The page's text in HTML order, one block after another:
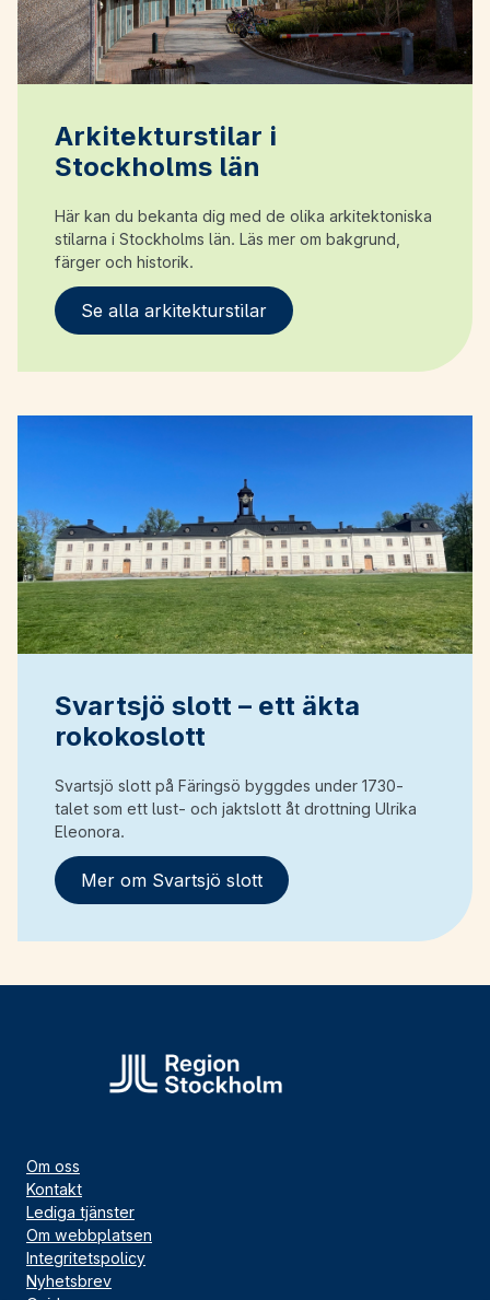
Arkitekturstilar i
Stockholms län
Här kan du bekanta dig med de olika arkitektoniska
stilarna i Stockholms län. Läs mer om bakgrund,
färger och historik.
Se alla arkitekturstilar
Svartsjö slott – ett äkta
rokokoslott
Svartsjö slott på Färingsö byggdes under 1730-
talet som ett lust- och jaktslott åt drottning Ulrika
Eleonora.
Mer om Svartsjö slott
Om oss
Kontakt
Lediga tjänster
Om webbplatsen
Integritetspolicy
Nyhetsbrev